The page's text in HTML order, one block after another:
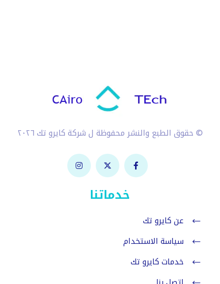
© حقوق الطبع والنشر محفوظة ل شركة كايرو تك ٢٠٢٦
خدماتنا
عن كايرو تك
سياسة الاستخدام
خدمات كايرو تك